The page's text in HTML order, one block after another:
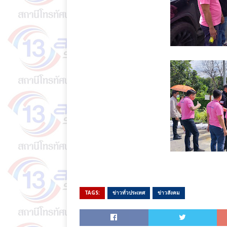
TAGS: ข่าวทั่วประเทศ ข่าวสังคม